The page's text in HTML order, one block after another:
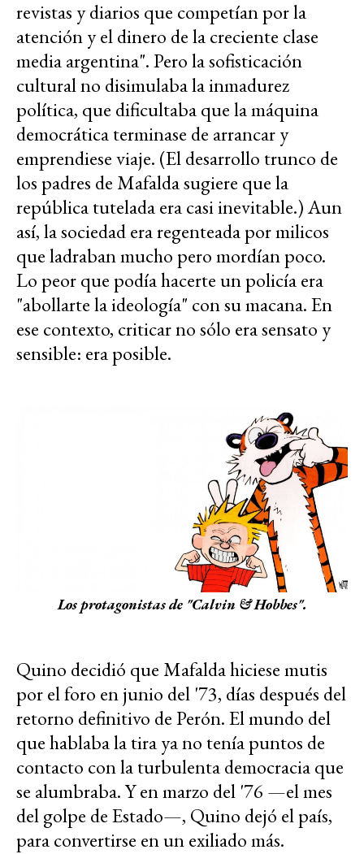
revistas y diarios que competían por la
atención y el dinero de la creciente clase
media argentina". Pero la sofisticación
cultural no disimulaba la inmadurez
política, que dificultaba que la máquina
democrática terminase de arrancar y
emprendiese viaje. (El desarrollo trunco de
los padres de Mafalda sugiere que la
república tutelada era casi inevitable.) Aun
así, la sociedad era regenteada por milicos
que ladraban mucho pero mordían poco.
Lo peor que podía hacerte un policía era
"abollarte la ideología" con su macana. En
ese contexto, criticar no sólo era sensato y
sensible: era posible.
Los protagonistas de "Calvin & Hobbes".
Quino decidió que Mafalda hiciese mutis
por el foro en junio del '73, días después del
retorno definitivo de Perón. El mundo del
que hablaba la tira ya no tenía puntos de
contacto con la turbulenta democracia que
se alumbraba. Y en marzo del '76 —el mes
del golpe de Estado—, Quino dejó el país,
para convertirse en un exiliado más.